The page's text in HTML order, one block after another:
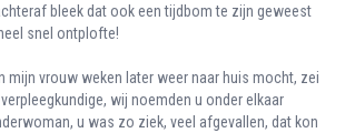
bleek dat ook een tijdbom te zijn geweest
snel ontplofte!
mijn vrouw weken later weer naar huis mocht, zei
wij noemden u onder elkaar
u was zo ziek, veel afgevallen, dat kon